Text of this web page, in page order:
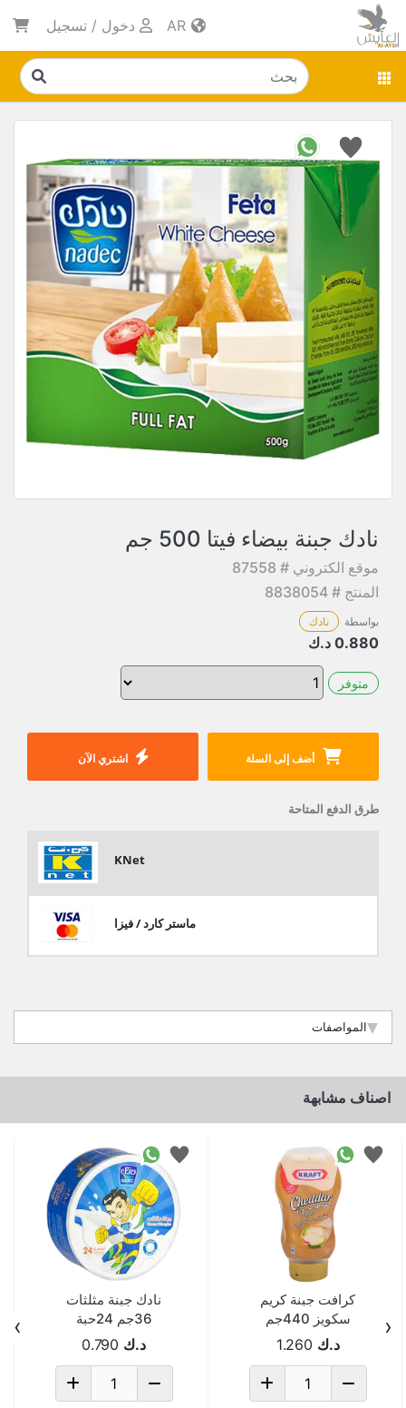
دخول / تسجيل
نادك جبنة بيضاء فيتا 500 جم
موقع الكتروني # 87558
المنتج # 8838054
بواسطة نادك
0.880 د.ك
متوفر
أضف إلى السلة اشتري الآن
طرق الدفع المتاحة
KNet
ماستر كارد / فيزا
المواصفات
اصناف مشابهة
كرافت جبنة كريم
سكويز 440جم
د.ك 1.260
نادك جبنة مثلثات
36جم 24حبة
د.ك 0.790
‹
›